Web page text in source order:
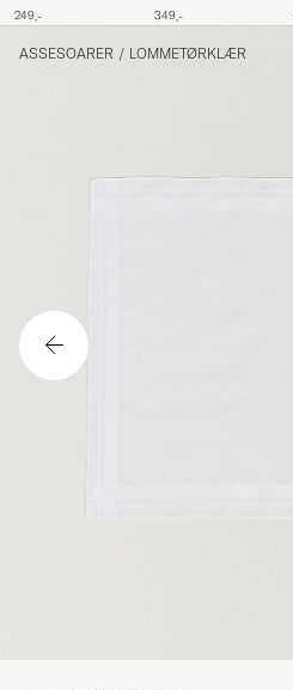
Cotton Pocket
249,-
Handkercheif Silk
349,-
ASSESOARER / LOMMETØRKLÆR